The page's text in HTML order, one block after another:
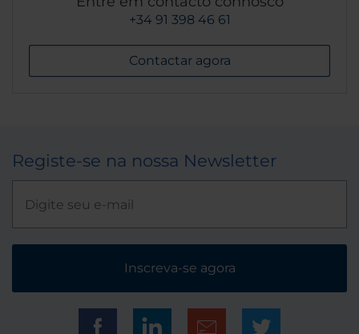
+34 91 398 46 61
Contactar agora
Registe-se na nossa Newsletter
Inscreva-se agora